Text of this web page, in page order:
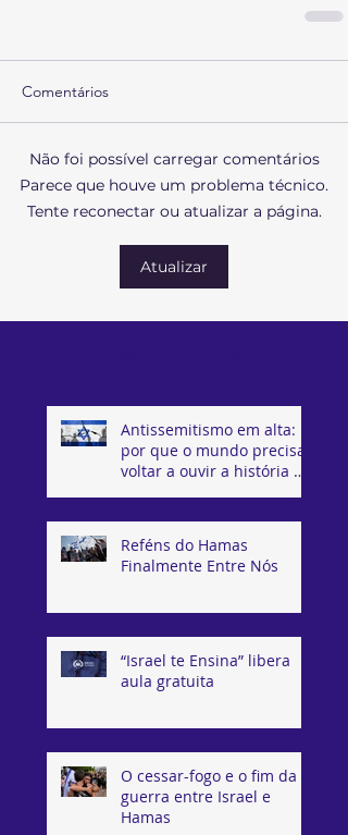
Comentários
Não foi possível carregar comentários
Parece que houve um problema técnico.
Tente reconectar ou atualizar a página.
Atualizar
Antissemitismo em alta:
por que o mundo precisa
voltar a ouvir a história de
Reféns do Hamas
Finalmente Entre Nós
“Israel te Ensina” libera
aula gratuita
O cessar-fogo e o fim da
guerra entre Israel e
Hamas